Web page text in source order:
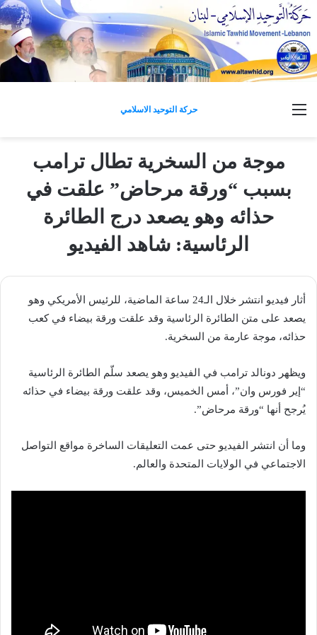
حركة التوحيد الاسلامي
موجة من السخرية تطال ترامب
بسبب “ورقة مرحاض” علقت في
حذائه وهو يصعد درج الطائرة
الرئاسية: شاهد الفيديو
أثار فيديو انتشر خلال الـ24 ساعة الماضية، للرئيس الأمريكي وهو
يصعد على متن الطائرة الرئاسية وقد علقت ورقة بيضاء في كعب
حذائه، موجة عارمة من السخرية.
ويظهر دونالد ترامب في الفيديو وهو يصعد سلّم الطائرة الرئاسية
“إير فورس وان”، أمس الخميس، وقد علقت ورقة بيضاء في حذائه
يُرجح أنها “ورقة مرحاض”.
وما أن انتشر الفيديو حتى عمت التعليقات الساخرة مواقع التواصل
الاجتماعي في الولايات المتحدة والعالم.